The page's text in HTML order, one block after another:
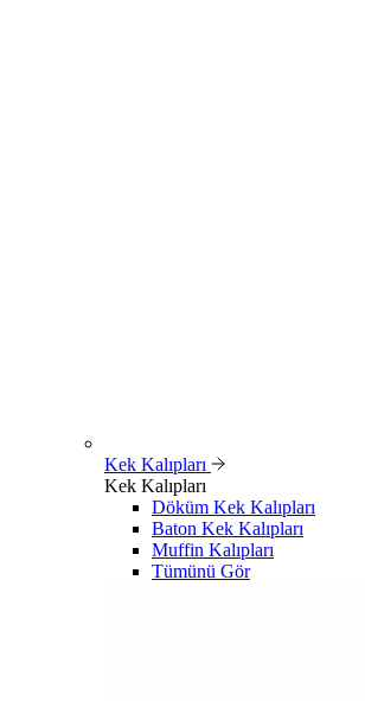
Kek Kalıpları
Kek Kalıpları
Döküm Kek Kalıpları
Baton Kek Kalıpları
Muffin Kalıpları
Tümünü Gör